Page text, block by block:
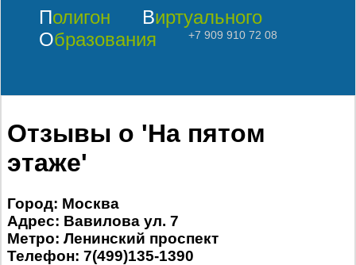
Полигон
Виртуального
Образования
+7 909 910 72 08
Отзывы о 'На пятом
этаже'
Город: Москва
Адрес: Вавилова ул. 7
Метро: Ленинский проспект
Телефон: 7(499)135-1390